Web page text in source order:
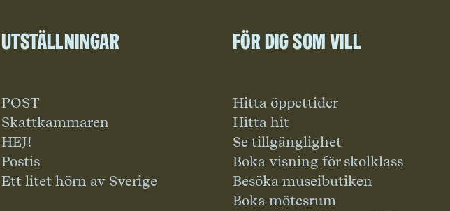
Utställningar
POST
Skattkammaren
HEJ!
Postis
Ett litet hörn av Sverige
För dig som vill
Hitta öppettider
Hitta hit
Se tillgänglighet
Boka visning för skolklass
Besöka museibutiken
Boka mötesrum